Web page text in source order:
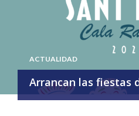
ACTUALIDAD
Arrancan las fiestas